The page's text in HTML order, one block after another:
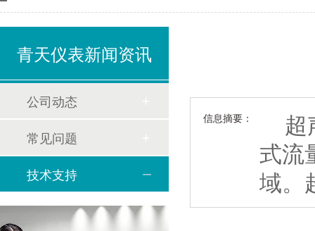
信息摘要：
超
式流
域。
青天仪表新闻资讯
公司动态
常见问题
技术支持